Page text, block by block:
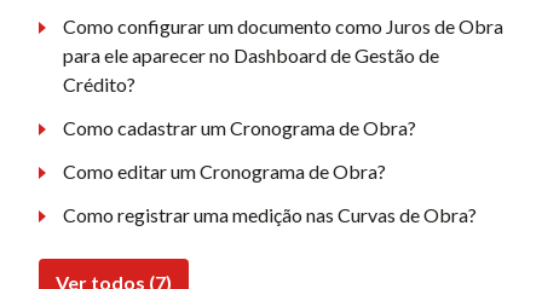
Como configurar um documento como Juros de Obra
para ele aparecer no Dashboard de Gestão de
Crédito?
Como cadastrar um Cronograma de Obra?
Como editar um Cronograma de Obra?
Como registrar uma medição nas Curvas de Obra?
Ver todos (7)